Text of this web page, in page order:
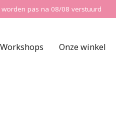
pas na 08/08 verstuurd
Workshops Onze winkel